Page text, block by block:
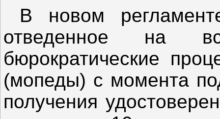
В новом
отведенное на
бюрократические
(мопеды) с момента
получения